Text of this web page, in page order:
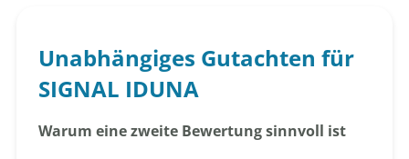
Unabhängiges Gutachten für
SIGNAL IDUNA
Warum eine zweite Bewertung sinnvoll ist